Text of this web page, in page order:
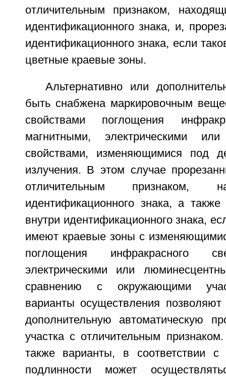
отличительным признаком,
идентификационного знака, и,
идентификационного знака, если
цветные краевые зоны.
Альтернативно или
быть снабжена маркировочным
свойствами поглощения
магнитными, электрическими
свойствами, изменяющимися под
излучения. В этом случае
отличительным признаком,
идентификационного знака, а
внутри идентификационного знака,
имеют краевые зоны с
поглощения инфракрасного
электрическими или
сравнению с окружающими
варианты осуществления
дополнительную автоматическую
участка с отличительным
также варианты, в соответствии с
подлинности может